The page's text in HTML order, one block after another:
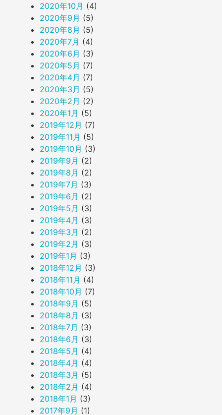
2020年10月 (4)
2020年9月 (5)
2020年8月 (5)
2020年7月 (4)
2020年6月 (3)
2020年5月 (7)
2020年4月 (7)
2020年3月 (5)
2020年2月 (2)
2020年1月 (5)
2019年12月 (7)
2019年11月 (5)
2019年10月 (3)
2019年9月 (2)
2019年8月 (2)
2019年7月 (3)
2019年6月 (2)
2019年5月 (3)
2019年4月 (3)
2019年3月 (2)
2019年2月 (3)
2019年1月 (3)
2018年12月 (3)
2018年11月 (4)
2018年10月 (7)
2018年9月 (5)
2018年8月 (3)
2018年7月 (3)
2018年6月 (3)
2018年5月 (4)
2018年4月 (4)
2018年3月 (5)
2018年2月 (4)
2018年1月 (3)
2017年9月 (1)